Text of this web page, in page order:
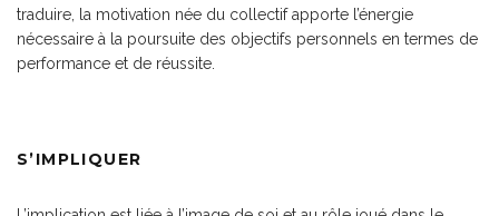
traduire, la motivation née du collectif apporte l’énergie
nécessaire à la poursuite des objectifs personnels en termes de
performance et de réussite.
S’IMPLIQUER